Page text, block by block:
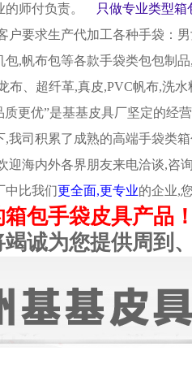
师付负责。
只做专业类型箱
户要求生产代加工各种手袋：
包,帆布包等各款手袋类包包制
布、超纤革,真皮,PVC帆布,洗
更优”是基基皮具厂坚定的经
我司积累了成熟的高端手袋类
迎海内外各界朋友来电洽谈,咨
中比我们更全面,更专业的企业,
包手袋皮具产品
诚为您提供周到